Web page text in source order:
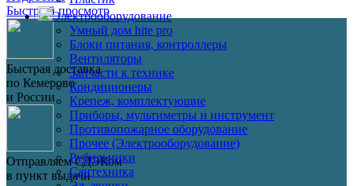
Электрооборудование
Умный дом hite pro
Блоки питания, контроллеры
Вентиляторы
Запчасти к технике
Кондиционеры
Крепеж, комплектующие
Приборы, мультиметры и инструмент
Противопожарное оборудование
Прочее (Электрооборудование)
Рубильники
Сантехника
Быстрый просмотр
Быстрая доставка
по Кемерово
и России
Отправляем СДЭКом
в пункт выдачи